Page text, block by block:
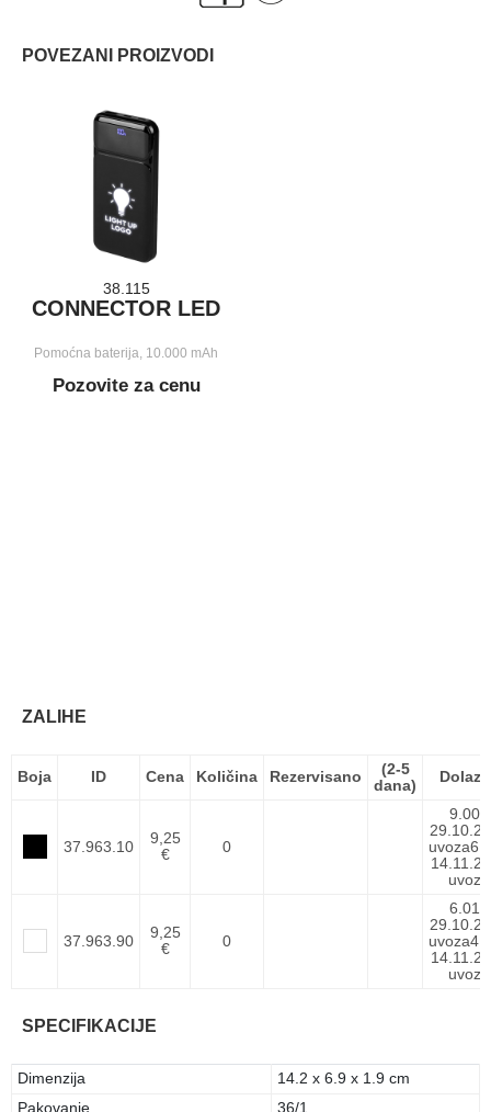
POVEZANI PROIZVODI
38.115
CONNECTOR LED
Pomoćna baterija, 10.000 mAh
Pozovite za cenu
ZALIHE
Boja ID Cena Količina Rezervisano
(2-5
dana)
37.963.10
9,25
€
0
9.000
uvoza
uvoza
37.963.90
9,25
€
0
6.012
uvoza
uvoza
SPECIFIKACIJE
Dimenzija
14.2 x 6.9 x 1.9 cm
Pakovanje
36/1